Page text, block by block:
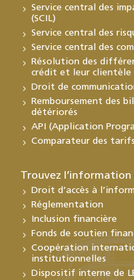
Service central des
(SCIL)
Service central des
Service central des
Résolution des
crédit et leur clientèle
Droit de
Remboursement des
détériorés
API (Application
Comparateur des
Trouvez
Droit d’accès à
Réglementation
Inclusion financière
Fonds de soutien
Coopération
institutionnelles
Dispositif interne de